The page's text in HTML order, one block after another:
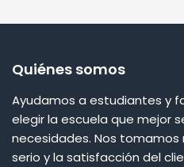
Quiénes somos
Ayudamos a estudiantes y
elegir la escuela que mejor
necesidades. Nos
serio y la satisfacción del